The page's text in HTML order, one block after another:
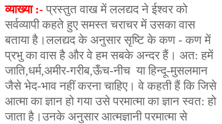
व्याख्या :-प्रस्तुत वाख में ललद्यद ने ईश्वर को
सर्वव्यापी कहते हुए समस्त चराचर में उसका वास
बताया है।ललद्यद के अनुसार सृष्टि के कण - कण में
प्रभु का वास है और वे हम सबके अन्दर हैं। अत: हमें
जाति,धर्म,अमीर-गरीब,ऊँच-नीच या हिन्दू-मुसलमान
जैसे भेद-भाव नहीं करना चाहिए। वे कहती हैं कि जिसे
आत्मा का ज्ञान हो गया उसे परमात्मा का ज्ञान स्वत: हो
जाता है।उनके अनुसार आत्मज्ञानी परमात्मा से